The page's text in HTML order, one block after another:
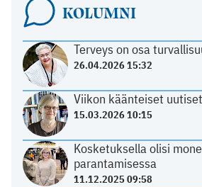
KOLUMNI
Terveys on osa
26.04.2026 15:32
Viikon käänteiset uutiset
15.03.2026 10:15
Kosketuksella olisi
parantamisessa
11.12.2025 09:58